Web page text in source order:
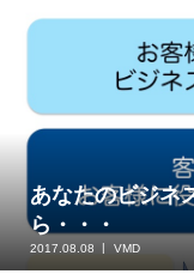
あなたのビジネ
ら・・・
2017.08.08 VMD